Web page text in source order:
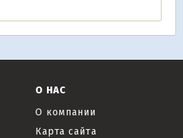
О НАС
О компании
Карта сайта